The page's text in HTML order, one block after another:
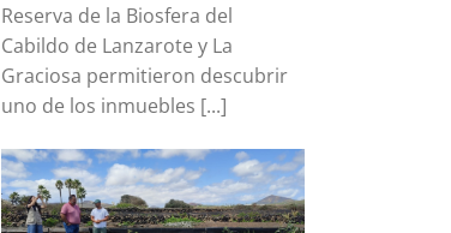
Reserva de la Biosfera del
Cabildo de Lanzarote y La
Graciosa permitieron descubrir
uno de los inmuebles [...]